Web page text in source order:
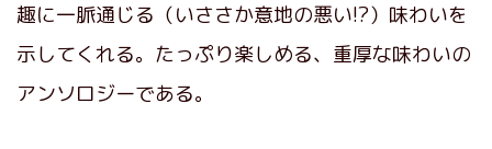
趣に一脈通じる（いささか意地の悪い!?）味わいを
示してくれる。たっぷり楽しめる、重厚な味わいの
アンソロジーである。